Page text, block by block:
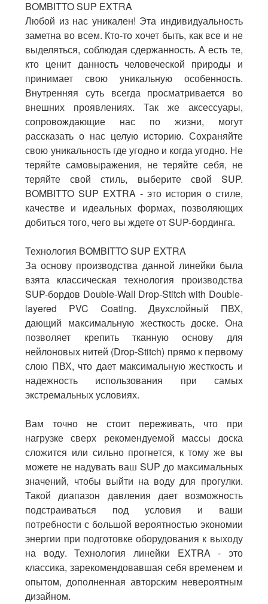
BOMBITTO SUP EXTRA
Любой из нас уникален! Эта индивидуальность
заметна во всем. Кто-то хочет быть, как все и не
выделяться, соблюдая сдержанность. А есть те,
кто ценит данность человеческой природы и
принимает свою уникальную особенность.
Внутренняя суть всегда просматривается во
внешних проявлениях. Так же аксессуары,
сопровождающие нас по жизни, могут
рассказать о нас целую историю. Сохраняйте
свою уникальность где угодно и когда угодно. Не
теряйте самовыражения, не теряйте себя, не
теряйте свой стиль, выберите свой SUP.
BOMBITTO SUP EXTRA - это история о стиле,
качестве и идеальных формах, позволяющих
добиться того, чего вы ждете от SUP-бординга.
Технология BOMBITTOSUP EXTRA
За основу производства данной линейки была
взята классическая технология производства
SUP-бордов Double-Wall Drop-Stitch with Double-
layered PVC Coating. Двухслойный ПВХ,
дающий максимальную жесткость доске. Она
позволяет крепить тканную основу для
нейлоновых нитей (Drop-Stitch) прямо к первому
слою ПВХ, что дает максимальную жесткость и
надежность использования при самых
экстремальных условиях.
Вам точно не стоит переживать, что при
нагрузке сверх рекомендуемой массы доска
сложится или сильно прогнется, к тому же вы
можете не надувать ваш SUP до максимальных
значений, чтобы выйти на воду для прогулки.
Такой диапазон давления дает возможность
подстраиваться под условия и ваши
потребности с большой вероятностью экономии
энергии при подготовке оборудования к выходу
на воду. Технология линейки EXTRA - это
классика, зарекомендовавшая себя временем и
опытом, дополненная авторским невероятным
дизайном.